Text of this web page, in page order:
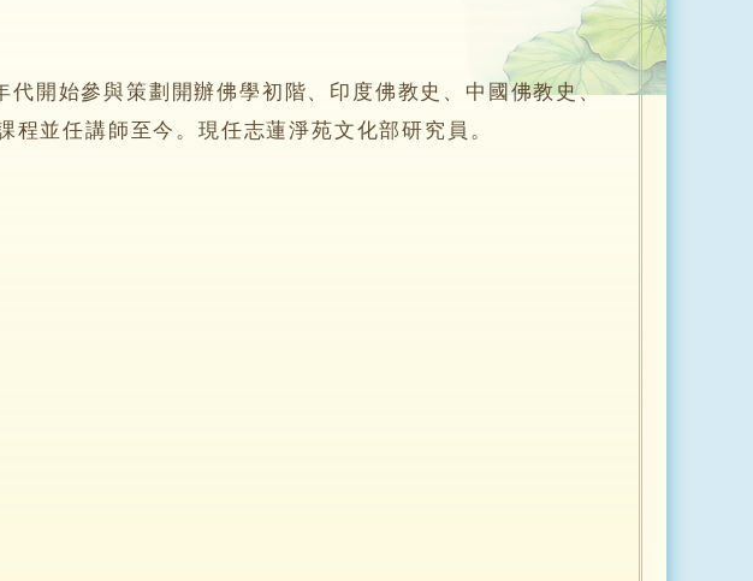
開始參與策劃開辦佛學初階、印度佛教史、中國佛教史、
並任講師至今。現任志蓮淨苑文化部研究員。